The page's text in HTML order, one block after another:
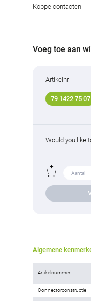
Koppelcontacten
Voeg toe aan
Artikelnr.
79 1422 75 07
Would you like
Algemene
Artikelnummer
Connectorconstructie